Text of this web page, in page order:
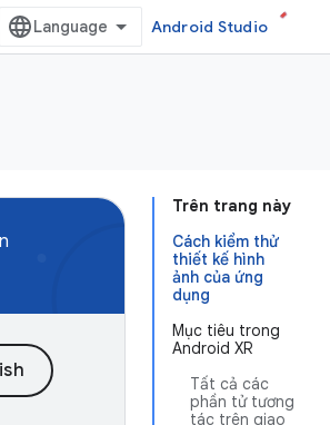
Android Studio
Trên trang này
Cách kiểm thử
thiết kế hình
ảnh của ứng
dụng
Mục tiêu trong
Android XR
Tất cả các
phần tử tương
tác trên giao